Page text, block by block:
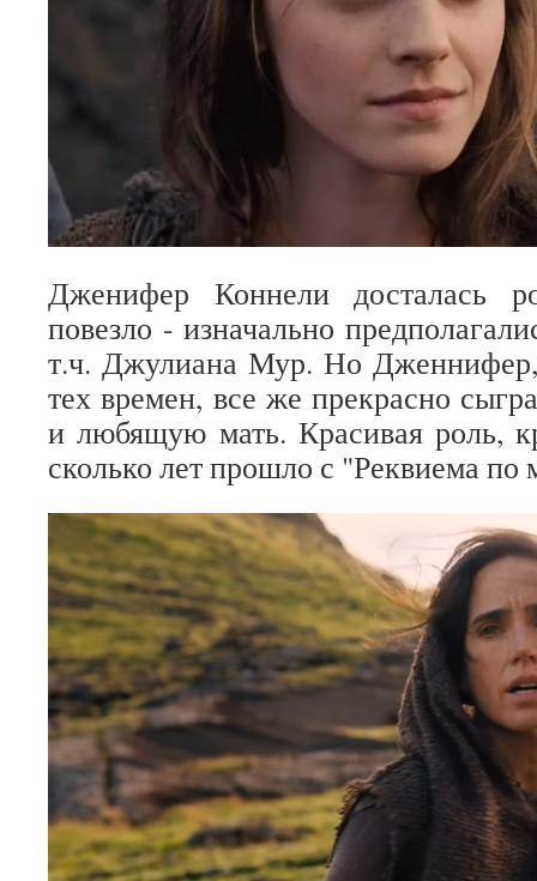
Дженифер Коннели досталась
повезло - изначально
т.ч. Джулиана Мур. Но Дженнифер,
тех времен, все же прекрасно
и любящую мать. Красивая роль,
сколько лет прошло с "Реквиема по